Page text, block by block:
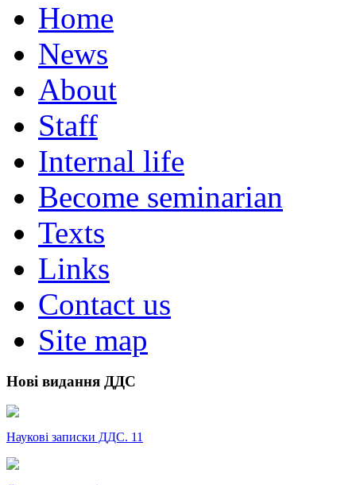
Home
News
About
Staff
Internal life
Become seminarian
Texts
Links
Contact us
Site map
Нові видання ДДС
Наукові записки ДДС. 11